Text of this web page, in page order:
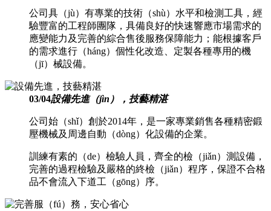
公司具（jù）有專業的技術（shù）水平和檢測工具，經
驗豐富的工程師團隊，具備良好的快速響應市場需求的
應變能力及完善的綜合售後服務保障能力；能根據客戶
的需求進行（háng）個性化改造、定製各種專用的機
（jī）械設備。
03/04設備先進（jìn），技藝精湛
公司始（shǐ）創於2014年，是一家專業銷售各種精密鍛
壓機械及周邊自動（dòng）化設備的企業。
訓練有素的（de）檢驗人員，齊全的檢（jiǎn）測設備，
完善的過程檢驗及嚴格的終檢（jiǎn）程序，保證不合格
品不會流入下道工（gōng）序。